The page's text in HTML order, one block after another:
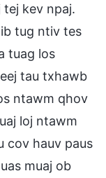
tej kev npaj.
tug ntiv tes
tuag los
tau txhawb
ntawm qhov
loj ntawm
cov hauv paus
muaj ob